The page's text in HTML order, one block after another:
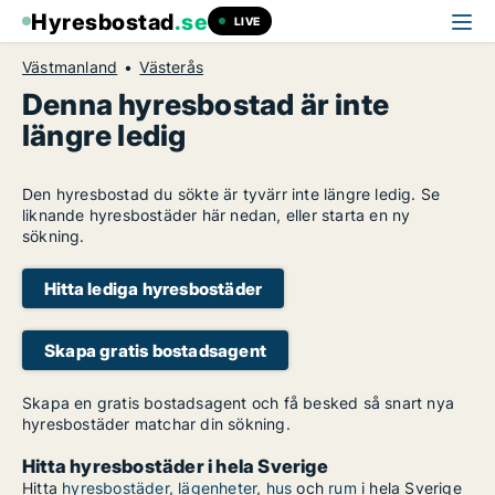
Hyresbostad.se LIVE
Västmanland Västerås
Denna hyresbostad är inte
längre ledig
Den hyresbostad du sökte är tyvärr inte längre ledig. Se
liknande hyresbostäder här nedan, eller starta en ny
sökning.
Hitta lediga hyresbostäder
Skapa gratis bostadsagent
Skapa en gratis bostadsagent och få besked så snart nya
hyresbostäder matchar din sökning.
Hitta hyresbostäder i hela Sverige
Hitta hyresbostäder, lägenheter, hus och rum i hela Sverige